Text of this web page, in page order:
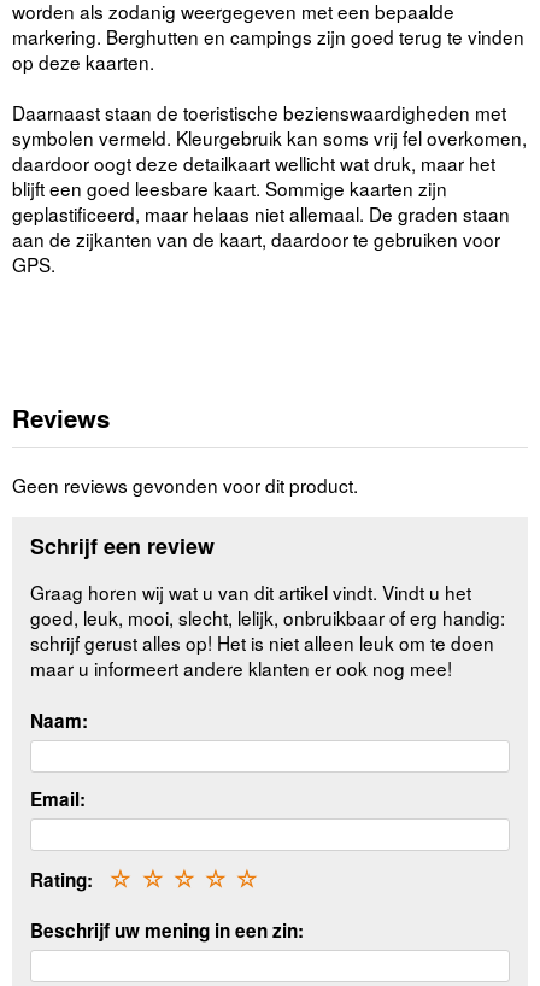
worden als zodanig weergegeven met een bepaalde
markering. Berghutten en campings zijn goed terug te vinden
op deze kaarten.
Daarnaast staan de toeristische bezienswaardigheden met
symbolen vermeld. Kleurgebruik kan soms vrij fel overkomen,
daardoor oogt deze detailkaart wellicht wat druk, maar het
blijft een goed leesbare kaart. Sommige kaarten zijn
geplastificeerd, maar helaas niet allemaal. De graden staan
aan de zijkanten van de kaart, daardoor te gebruiken voor
GPS.
Reviews
Geen reviews gevonden voor dit product.
Schrijf een review
Graag horen wij wat u van dit artikel vindt. Vindt u het
goed, leuk, mooi, slecht, lelijk, onbruikbaar of erg handig:
schrijf gerust alles op! Het is niet alleen leuk om te doen
maar u informeert andere klanten er ook nog mee!
Naam:
Email:
Rating: ☆
☆
☆
☆
☆
Beschrijf uw mening in een zin: